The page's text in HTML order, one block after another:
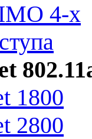
4-x
1800
2800